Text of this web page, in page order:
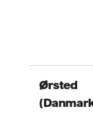
Ørsted